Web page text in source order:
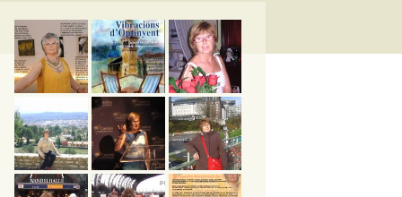
HUELLAS POÉTICAS DE
MI VIDA
Vibracions d’Ontinyent
DE